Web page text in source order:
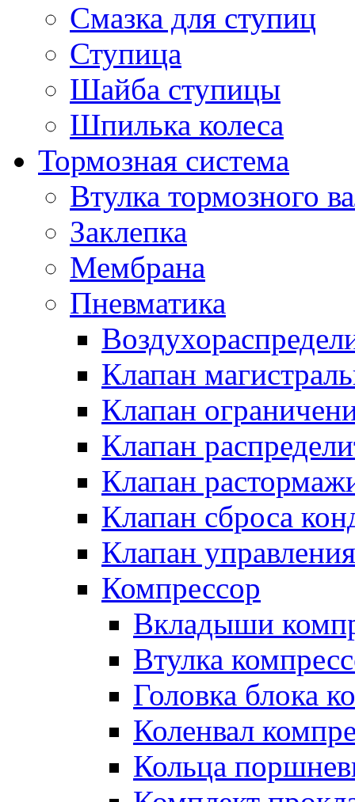
Смазка для ступиц
Ступица
Шайба ступицы
Шпилька колеса
Тормозная система
Втулка тормозного
Заклепка
Мембрана
Пневматика
Клапан
Клапан
Клапан
Клапан
Клапан сброса
Клапан управления
Компрессор
Вкладыши
Втулка
Головка блока
Коленвал
Кольца